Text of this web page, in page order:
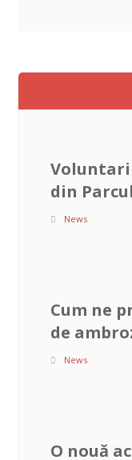
din
News
Cum ne
de
News
O nouă